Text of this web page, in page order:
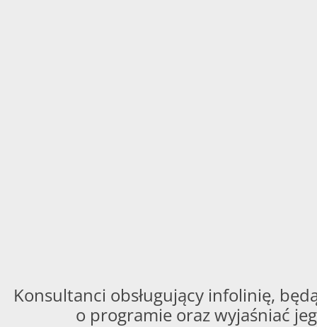
Konsultanci obsługujący infolinię,
o programie oraz wyjaśniać